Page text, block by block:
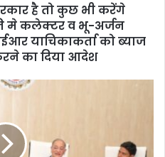
है तो कुछ भी करेंगे
मे कलेक्टर व भू-अर्जन
याचिकाकर्ता को ब्याज
का दिया आदेश